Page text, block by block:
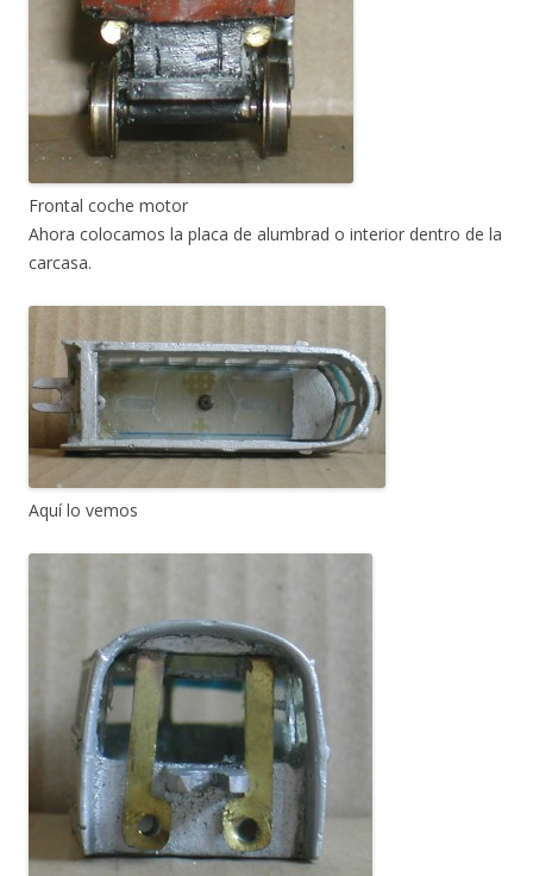
Frontal coche motor
Ahora colocamos la placa de alumbrad o interior dentro de la
carcasa.
Aquí lo vemos